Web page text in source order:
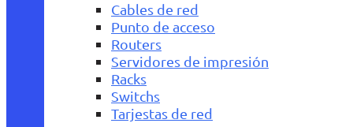
Cables de red
Punto de acceso
Routers
Servidores de impresión
Racks
Switchs
Tarjestas de red